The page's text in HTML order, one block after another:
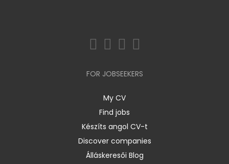
FOR JOBSEEKERS
My CV
Find jobs
Készíts angol CV-t
Discover companies
Álláskeresői Blog